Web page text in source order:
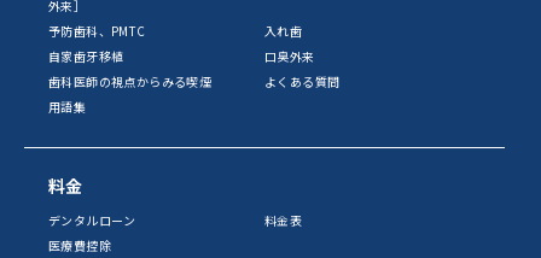
外来］
予防歯科、PMTC
入れ歯
自家歯牙移植
口臭外来
歯科医師の視点からみる喫煙
よくある質問
用語集
料金
デンタルローン
料金表
医療費控除